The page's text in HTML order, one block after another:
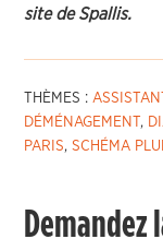
site de Spallis.
THÈMES :
DÉMÉNAGEMENT ,
PARIS,SCHÉMA
Demandez